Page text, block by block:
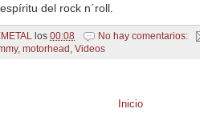
del rock n´roll.
los 00:08
No hay comentarios:
, motorhead , Videos
Inicio